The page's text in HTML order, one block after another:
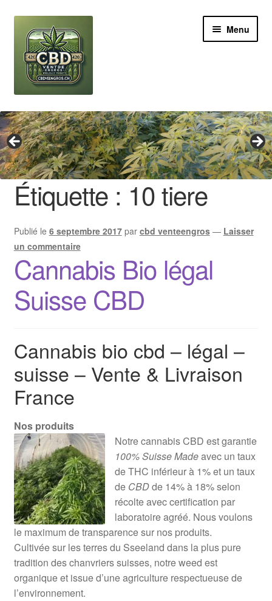
navigation
contenu
Menu
Revendeur
Grossiste Cannabis CBD
Huile de CBD
Boutures de CBD
Contact
Étiquette : 10 tiere
Publié le 6 septembre 2017 par cbd venteengros — Laisser
un commentaire
Cannabis Bio légal
Suisse CBD
Cannabis bio cbd – légal –
suisse – Vente & Livraison
France
Nos produits
Notre cannabis CBD est garantie
100% Suisse Madeavec un taux
de THC inférieur à 1% et un taux
deCBDde 14% à 18% selon
récolte avec certification par
laboratoire agréé. Nous voulons
le maximum de transparence sur nos produits.
Cultivée sur les terres du Sseeland dans la plus pure
tradition des chanvriers suisses, notre weed est
organique et issue d’une agriculture respectueuse de
l’environnement.